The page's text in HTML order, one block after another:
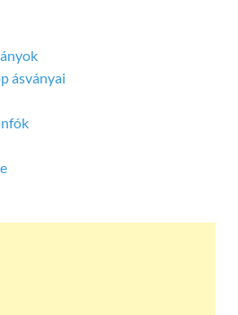
ásványai